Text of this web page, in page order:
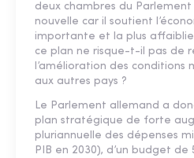
deux chambres du
nouvelle car il soutient
importante et la plus
ce plan ne risque-t-il pas de
l’amélioration des conditions
aux autres pays ?
Le Parlement allemand a
plan stratégique de forte
pluriannuelle des dépenses
PIB en 2030), d’un budget de